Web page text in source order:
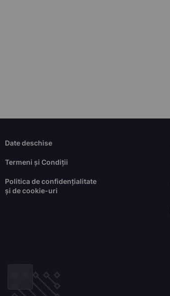
Date deschise
Termeni și Condiții
Politica de confidențialitate
și de cookie-uri